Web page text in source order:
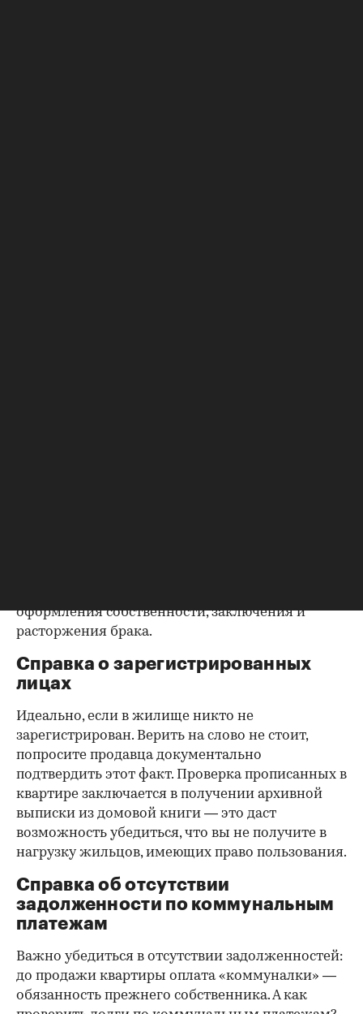
оформления собственности, заключения и
расторжения брака.
Справка о зарегистрированных
лицах
Идеально, если в жилище никто не
зарегистрирован. Верить на слово не стоит,
попросите продавца документально
подтвердить этот факт. Проверка прописанных в
квартире заключается в получении архивной
выписки из домовой книги — это даст
возможность убедиться, что вы не получите в
нагрузку жильцов, имеющих право пользования.
Справка об отсутствии
задолженности по коммунальным
платежам
Важно убедиться в отсутствии задолженностей:
до продажи квартиры оплата «коммуналки» —
обязанность прежнего собственника. А как